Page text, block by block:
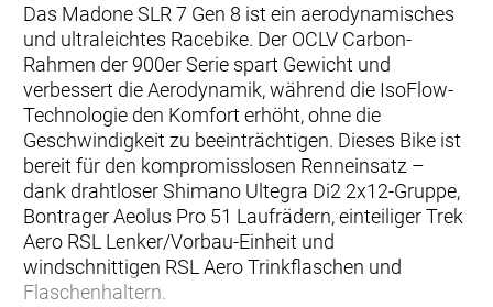
Das Madone SLR 7 Gen 8 ist ein aerodynamisches
und ultraleichtes Racebike. Der OCLV Carbon-
Rahmen der 900er Serie spart Gewicht und
verbessert die Aerodynamik, während die IsoFlow-
Technologie den Komfort erhöht, ohne die
Geschwindigkeit zu beeinträchtigen. Dieses Bike ist
bereit für den kompromisslosen Renneinsatz –
dank drahtloser Shimano Ultegra Di2 2x12-Gruppe,
Bontrager Aeolus Pro 51 Laufrädern, einteiliger Trek
Aero RSL Lenker/Vorbau-Einheit und
windschnittigen RSL Aero Trinkflaschen und
Flaschenhaltern.